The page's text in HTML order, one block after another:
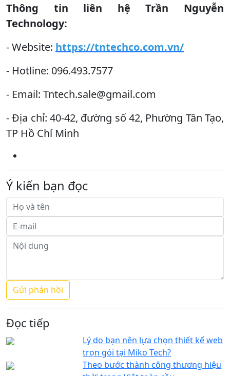
Thông tin liên hệ Trần Nguyễn
Technology:
- Website: https://tntechco.com.vn/
- Hotline: 096.493.7577
- Email: Tntech.sale@gmail.com
- Địa chỉ: 40-42, đường số 42, Phường Tân Tạo,
TP Hồ Chí Minh
Ý kiến bạn đọc
Đọc tiếp
Lý do bạn nên lựa chọn thiết kế web
trọn gói tại Miko Tech?
Theo bước thành công thương hiệu